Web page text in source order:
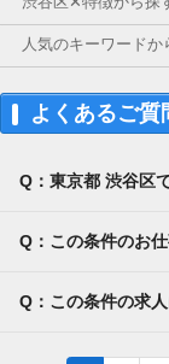
人気のキーワードか
よくあるご質
Q：東京都 渋谷区
Q：この条件のお
Q：この条件の求